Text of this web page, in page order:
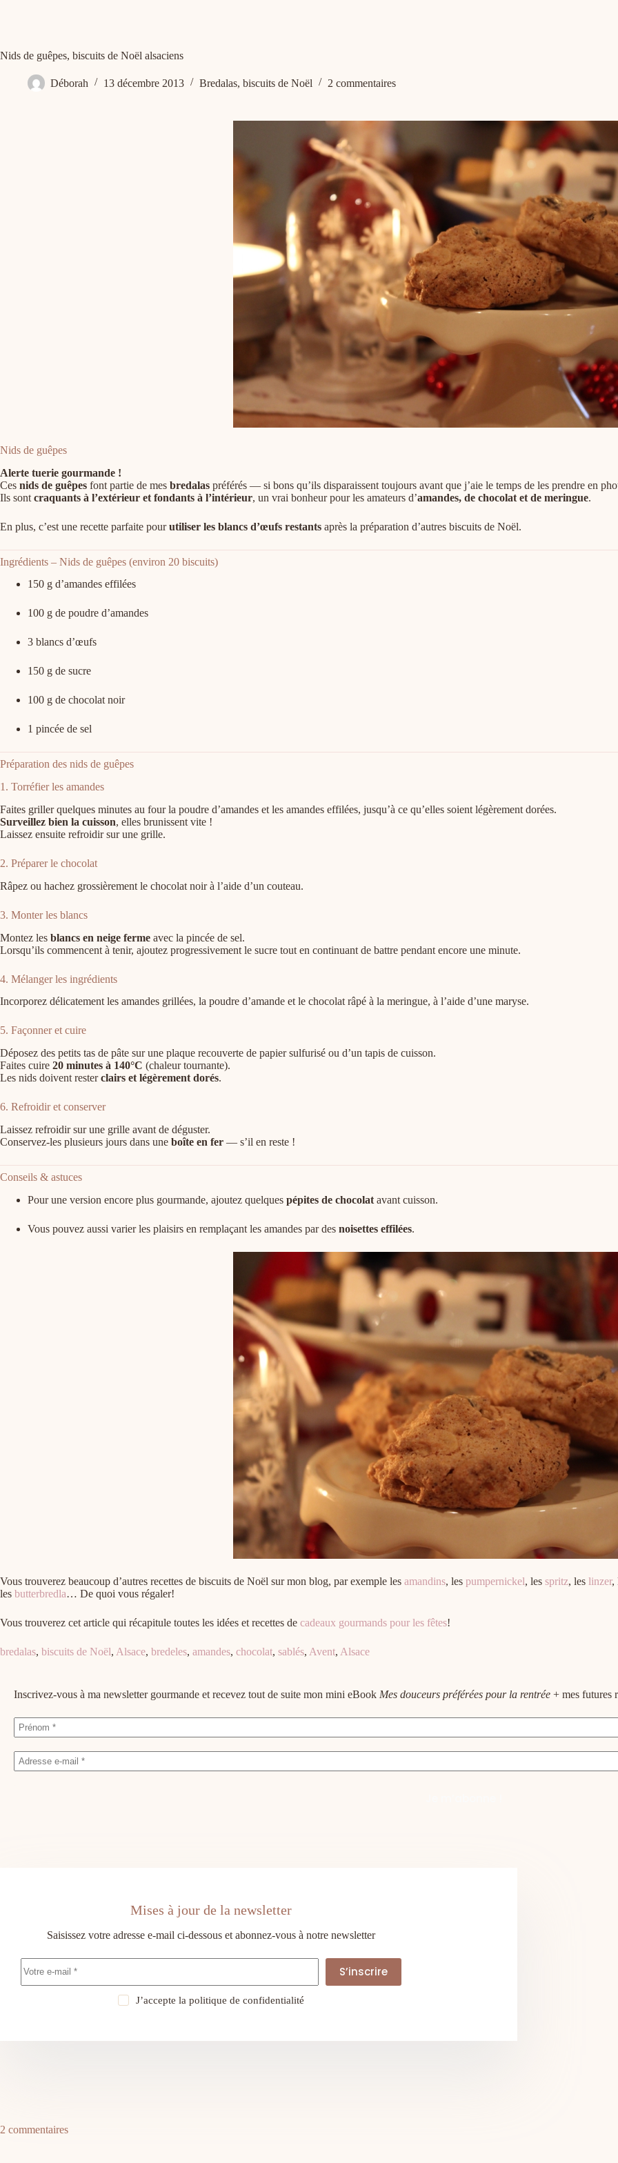
Nids de guêpes, biscuits de Noël alsaciens
Déborah 13 décembre 2013 Bredalas, biscuits de Noël 2 commentaires
Nids de guêpes
Alerte tuerie gourmande !
Ces nids de guêpes font partie de mes bredalas préférés — si bons qu’ils disparaissent toujours avant que j’aie le temps de les prendre en
Ils sont craquants à l’extérieur et fondants à l’intérieur, un vrai bonheur pour les amateurs d’amandes, de chocolat et de meringue.
En plus, c’est une recette parfaite pourutiliser les blancs d’œufs restants après la préparation d’autres biscuits de Noël.
Ingrédients – Nids de guêpes (environ 20 biscuits)
150 g d’amandes effilées
100 g de poudre d’amandes
3 blancs d’œufs
150 g de sucre
100 g de chocolat noir
1 pincée de sel
Préparation des nids de guêpes
1. Torréfier les amandes
Faites griller quelques minutes au four la poudre d’amandes et les amandes effilées, jusqu’à ce qu’elles soient légèrement dorées.
Surveillez bien la cuisson, elles brunissent vite !
Laissez ensuite refroidir sur une grille.
2. Préparer le chocolat
Râpez ou hachez grossièrement le chocolat noir à l’aide d’un couteau.
3. Monter les blancs
Montez les blancs en neige ferme avec la pincée de sel.
Lorsqu’ils commencent à tenir, ajoutez progressivement le sucre tout en continuant de battre pendant encore une minute.
4. Mélanger les ingrédients
Incorporez délicatement les amandes grillées, la poudre d’amande et le chocolat râpé à la meringue, à l’aide d’une maryse.
5. Façonner et cuire
Déposez des petits tas de pâte sur une plaque recouverte de papier sulfurisé ou d’un tapis de cuisson.
Faites cuire 20 minutes à 140°C (chaleur tournante).
Les nids doivent resterclairs et légèrement dorés.
6. Refroidir et conserver
Laissez refroidir sur une grille avant de déguster.
Conservez-les plusieurs jours dans une boîte en fer — s’il en reste !
Conseils & astuces
Pour une version encore plus gourmande, ajoutez quelques pépites de chocolat avant cuisson.
Vous pouvez aussi varier les plaisirs en remplaçant les amandes par des noisettes effilées.
Vous trouverez beaucoup d’autres recettes de biscuits de Noël sur mon blog, par exemple les amandins, les pumpernickel, les spritz, les linzer,
les butterbredla… De quoi vous régaler!
Vous trouverez cet article qui récapitule toutes les idées et recettes de cadeaux gourmands pour les fêtes!
bredalas, biscuits de Noël, Alsace, bredeles, amandes, chocolat, sablés, Avent, Alsace
Inscrivez-vous à ma newsletter gourmande et recevez tout de suite mon mini eBook Mes douceurs préférées pour la rentrée + mes futures
Mises à jour de la newsletter
Saisissez votre adresse e-mail ci-dessous et abonnez-vous à notre newsletter
S’inscrire
J’accepte la politique de confidentialité
2 commentaires